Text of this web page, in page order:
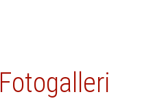
Fotogalleri